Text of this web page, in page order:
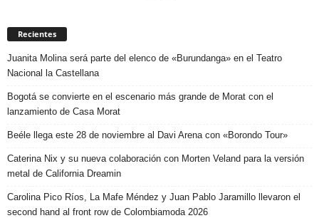
Recientes
Juanita Molina será parte del elenco de «Burundanga» en el Teatro
Nacional la Castellana
Bogotá se convierte en el escenario más grande de Morat con el
lanzamiento de Casa Morat
Beéle llega este 28 de noviembre al Davi Arena con «Borondo Tour»
Caterina Nix y su nueva colaboración con Morten Veland para la versión
metal de California Dreamin
Carolina Pico Ríos, La Mafe Méndez y Juan Pablo Jaramillo llevaron el
second hand al front row de Colombiamoda 2026